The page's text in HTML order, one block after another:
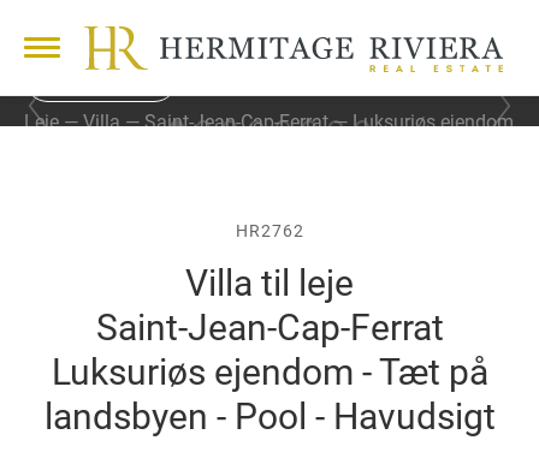
Leje Villa Saint-Jean-Cap-Ferrat
Luksuriøs ejendom
F
N
HR2762
Villa til leje
Saint-Jean-Cap-Ferrat
Luksuriøs ejendom - Tæt på
landsbyen - Pool - Havudsigt